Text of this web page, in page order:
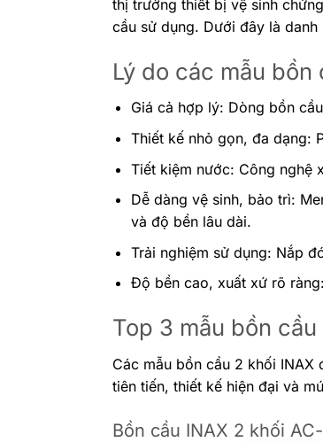
thị trường thiết bị vệ sinh
cầu sử dụng. Dưới đây là
Lý do các mẫu
Giá cả hợp lý: Dòng bồn
Thiết kế nhỏ gọn, đa dạng:
Tiết kiệm nước: Công nghệ
Dễ dàng vệ sinh, bảo trì:
và độ bền lâu dài.
Trải nghiệm sử dụng: Nắp
Độ bền cao, xuất xứ rõ
Top 3 mẫu bồn
Các mẫu bồn cầu 2 khối
tiên tiến, thiết kế hiện đại và
Bồn cầu INAX 2 khối